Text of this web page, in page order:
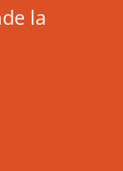
la